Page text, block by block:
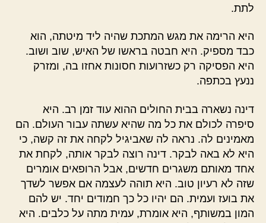
לתת.
היא הרימה את מגש המתכת שהיה ליד מיטתה, הוא
כבד מספיק. היא חבטה בראשו של האיש, שוב ושוב.
היא הפסיקה רק כשזרועות חסונות אחזו בה, ומזרק
ננעץ בכתפה.
דינה נשארה בבית החולים ההוא עוד זמן רב. היא
סיפרה לכולם את כל מה שהיא עשתה עבור העולם. הם
מאמינים לה. נראה לה שאביגיל לקחה את זה קשה, כי
היא לא באה לבקר. דינה רוצה לבקר אותה, לקחת את
אחד מאותם משגרים חדשים, אבל הרופאים אומרים
שזה לא רעיון טוב. היא תוהה לעצמה אם אפשר לשדך
את בועז ועמית. הם יהיו כל כך חמודים יחד. יש להם
המון במשותף, היא אומרת, עמית מתה על כלבים. היא